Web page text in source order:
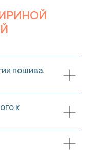
ИРИНОЙ
пошива.
к